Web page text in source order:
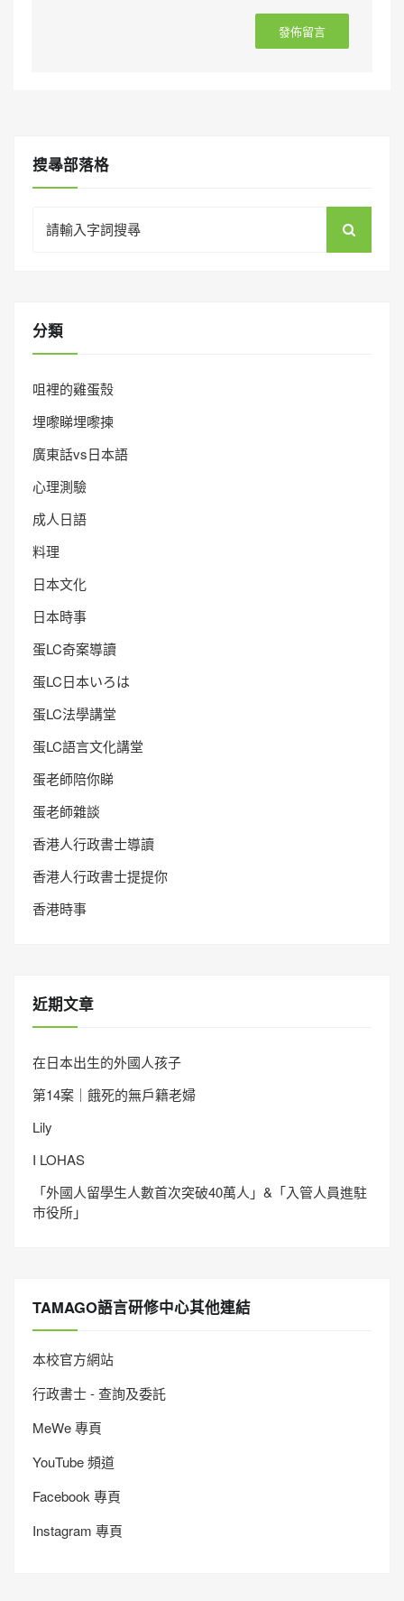
搜㝷部落格
for:
分類
咀裡的雞蛋殼
埋嚟睇埋嚟揀
廣東話vs日本語
心理測驗
成人日語
料理
日本文化
日本時事
蛋LC奇案導讀
蛋LC日本いろは
蛋LC法學講堂
蛋LC語言文化講堂
蛋老師陪你睇
蛋老師雜談
香港人行政書士導讀
香港人行政書士提提你
香港時事
近期文章
在日本出生的外國人孩子
第14案｜餓死的無戶籍老婦
Lily
I LOHAS
「外國人留學生人數首次突破40萬人」&「入管人員進駐
市役所」
TAMAGO語言研修中心其他連結
本校官方網站
行政書士 - 查詢及委託
MeWe 專頁
YouTube 頻道
Facebook 專頁
Instagram 專頁